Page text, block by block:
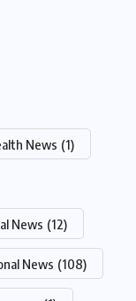
News (1)
News (12)
News (108)